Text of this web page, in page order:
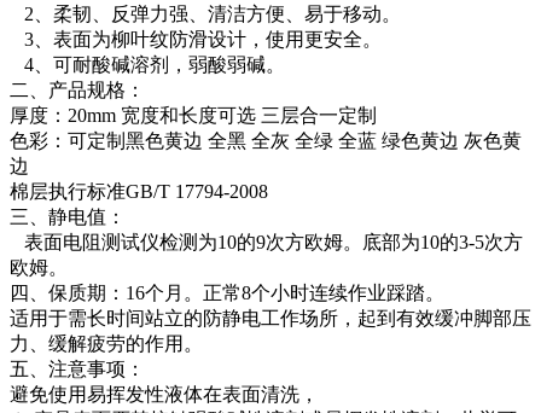
2、柔韧、反弹力强、清洁方便、易于移动。
3、表面为柳叶纹防滑设计，使用更安全。
4、可耐酸碱溶剂，弱酸弱碱。
二、产品规格：
厚度：20mm 宽度和长度可选 三层合一定制
色彩：可定制黑色黄边 全黑 全灰 全绿 全蓝 绿色黄边 灰色黄
边
棉层执行标准GB/T 17794-2008
三、静电值：
表面电阻测试仪检测为10的9次方欧姆。底部为10的3-5次方
欧姆。
四、保质期：16个月。正常8个小时连续作业踩踏。
适用于需长时间站立的防静电工作场所，起到有效缓冲脚部压
力、缓解疲劳的作用。
五、注意事项：
避免使用易挥发性液体在表面清洗，